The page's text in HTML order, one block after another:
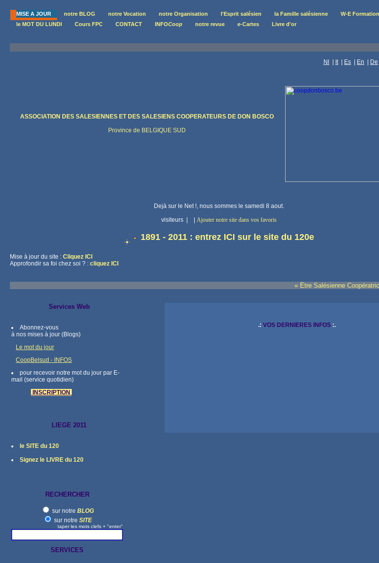
MISE A JOUR notre BLOG notre Vocation notre Organisation l'Esprit salésien la Famille salésienne W-E Formation
le MOT DU LUNDI
Cours FPC CONTACT INFOCoop notre revue e-Cartes Livre d'or
ASSOCIATION DES SALESIENNES ET DES SALESIENS COOPERATEURS DE DON BOSCO
Province de BELGIQUE SUD
Nl It| Es En De
Dejà sur le Net !, nous sommes le samedi 8 aout.
visiteurs |
Ajouter notre site dans vos favoris
1891 - 2011 : entrez ICI sur le site du 120e
Mise à jour du site : Cliquez ICI
Approfondir sa foi chez soi ? : cliquez ICI
« Être Salésienne Coopératrice,
Services Web
Abonnez-vous
à nos mises à jour (Blogs)
Le mot du jour
CoopBelsud - INFOS
pour recevoir notre mot du jour par E-
mail (service quotidien)
INSCRIPTION
LIEGE 2011
le SITE du 120
Signez le LIVRE du 120
RECHERCHER
sur notre BLOG
sur notre SITE
taper les mots clefs + "enter"
SERVICES
.: VOS DERNIERES INFOS :.